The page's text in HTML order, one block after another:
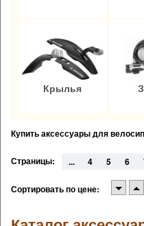
Крылья
Купить аксессуары для
Страницы: ... 4 5 6
Сортировать по цене: